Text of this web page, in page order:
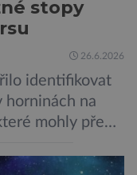
stopy
26.6.2026
identifikovat
horninách na
mohly před
planetě?